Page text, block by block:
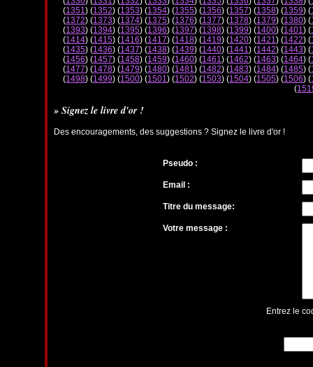
(1351) (1352) (1353) (1354) (1355) (1356) (1357) (1358) (1359) (
(1372) (1373) (1374) (1375) (1376) (1377) (1378) (1379) (1380) (
(1393) (1394) (1395) (1396) (1397) (1398) (1399) (1400) (1401) (
(1414) (1415) (1416) (1417) (1418) (1419) (1420) (1421) (1422) (
(1435) (1436) (1437) (1438) (1439) (1440) (1441) (1442) (1443) (
(1456) (1457) (1458) (1459) (1460) (1461) (1462) (1463) (1464) (
(1477) (1478) (1479) (1480) (1481) (1482) (1483) (1484) (1485) (
(1498) (1499) (1500) (1501) (1502) (1503) (1504) (1505) (1506) (
(
» Signez le livre d'or !
Des encouragements, des suggestions ? Signez le livre d'or !
Pseudo :
Email :
Titre du message:
Votre message :
Entrez le